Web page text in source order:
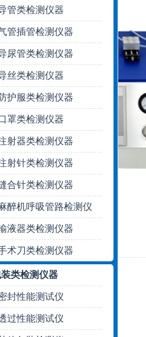
管类检测仪器
管插管检测仪器
尿管类检测仪器
丝类检测仪器
护服类检测仪器
罩类检测仪器
射器类检测仪器
射针类检测仪器
合针类检测仪器
醉机呼吸管路检测仪
液器类检测仪器
术刀类检测仪器
类检测仪器
封性能测试仪
过性能测试仪